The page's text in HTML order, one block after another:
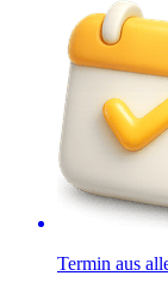
Termin aus